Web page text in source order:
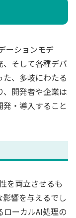
ーションモデ
そして各種デバ
、多岐にわたる
開発者や企業は
・導入すること
を両立させるも
響を与えるでし
ローカルAI処理の